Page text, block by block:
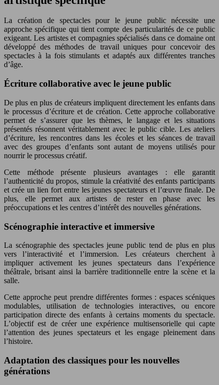
La création de spectacles pour le jeune public nécessite une
approche spécifique qui tient compte des particularités de ce public
exigeant. Les artistes et compagnies spécialisés dans ce domaine ont
développé des méthodes de travail uniques pour concevoir des
spectacles à la fois stimulants et adaptés aux différentes tranches
d’âge.
Écriture collaborative avec le jeune public
De plus en plus de créateurs impliquent directement les enfants dans
le processus d’écriture et de création. Cette approche collaborative
permet de s’assurer que les thèmes, le langage et les situations
présentés résonnent véritablement avec le public cible. Les ateliers
d’écriture, les rencontres dans les écoles et les séances de travail
avec des groupes d’enfants sont autant de moyens utilisés pour
nourrir le processus créatif.
Cette méthode présente plusieurs avantages : elle garantit
l’authenticité du propos, stimule la créativité des enfants participants
et crée un lien fort entre les jeunes spectateurs et l’œuvre finale. De
plus, elle permet aux artistes de rester en phase avec les
préoccupations et les centres d’intérêt des nouvelles générations.
Scénographie interactive et immersive
La scénographie des spectacles jeune public tend de plus en plus
vers l’interactivité et l’immersion. Les créateurs cherchent à
impliquer activement les jeunes spectateurs dans l’expérience
théâtrale, brisant ainsi la barrière traditionnelle entre la scène et la
salle.
Cette approche peut prendre différentes formes : espaces scéniques
modulables, utilisation de technologies interactives, ou encore
participation directe des enfants à certains moments du spectacle.
L’objectif est de créer une expérience multisensorielle qui capte
l’attention des jeunes spectateurs et les engage pleinement dans
l’histoire.
Adaptation des classiques pour les nouvelles
générations